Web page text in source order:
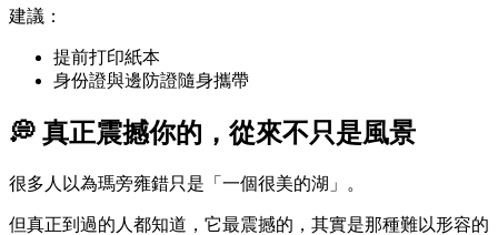
建議：
提前打印紙本
身份證與邊防證隨身攜帶
💭 真正震撼你的，從來不只是風景
很多人以為瑪旁雍錯只是「一個很美的湖」。
但真正到過的人都知道，它最震撼的，其實是那種難以形容的